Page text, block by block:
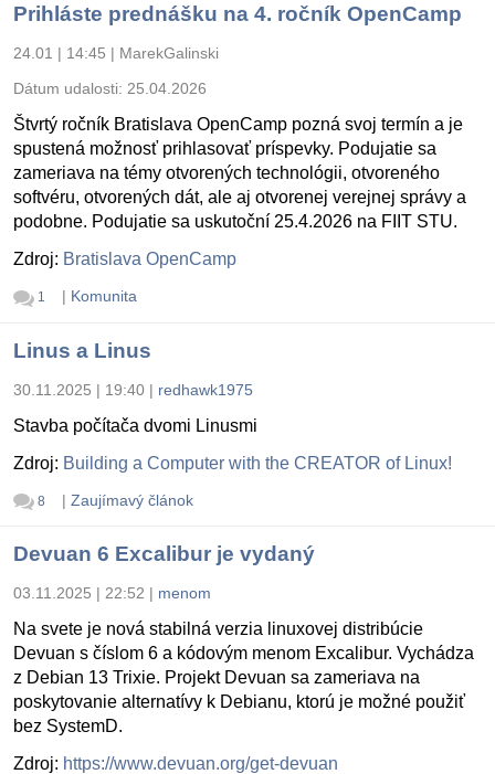
Prihláste prednášku na 4. ročník OpenCamp
24.01 | 14:45 | MarekGalinski
Dátum udalosti: 25.04.2026
Štvrtý ročník Bratislava OpenCamp pozná svoj termín a je
spustená možnosť prihlasovať príspevky. Podujatie sa
zameriava na témy otvorených technológii, otvoreného
softvéru, otvorených dát, ale aj otvorenej verejnej správy a
podobne. Podujatie sa uskutoční 25.4.2026 na FIIT STU.
Zdroj: Bratislava OpenCamp
1 | Komunita
Linus a Linus
30.11.2025 | 19:40 | redhawk1975
Stavba počítača dvomi Linusmi
Zdroj: Building a Computer with the CREATOR of Linux!
8 | Zaujímavý článok
Devuan 6 Excalibur je vydaný
03.11.2025 | 22:52 | menom
Na svete je nová stabilná verzia linuxovej distribúcie
Devuan s číslom 6 a kódovým menom Excalibur. Vychádza
z Debian 13 Trixie. Projekt Devuan sa zameriava na
poskytovanie alternatívy k Debianu, ktorú je možné použiť
bez SystemD.
Zdroj: https://www.devuan.org/get-devuan